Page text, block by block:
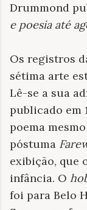
Drummond
e poesia até
Os registros
sétima arte
Lê-se a sua
publicado em
poema
póstuma
exibição, que
infância. O
foi para Belo